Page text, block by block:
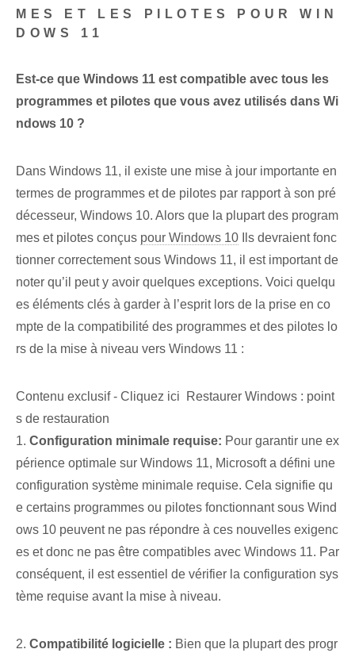
MES ET LES PILOTES POUR WIN
DOWS 11
Est-ce que Windows 11 est compatible avec tous les
programmes et pilotes que vous avez utilisés dans Wi
ndows 10 ?
Dans Windows 11, il existe une mise à jour importante en
termes de programmes et de pilotes par rapport à son pré
décesseur, Windows 10. Alors que la plupart des program
mes et pilotes conçus pour Windows 10 Ils devraient fonc
tionner correctement sous Windows 11, il est important de
noter qu’il peut y avoir quelques exceptions. Voici quelqu
es éléments clés à garder à l’esprit lors de la prise en co
mpte de la compatibilité des programmes et des pilotes lo
rs de la mise à niveau vers Windows 11 :
Contenu exclusif - Cliquez ici Restaurer Windows : point
s de restauration
1. Configuration minimale requise: Pour garantir une ex
périence optimale sur Windows 11, Microsoft a défini une
configuration système minimale requise. Cela signifie qu
e certains programmes ou pilotes fonctionnant sous Wind
ows 10 peuvent ne pas répondre à ces nouvelles exigenc
es et donc ne pas être compatibles avec Windows 11. Par
conséquent, il est essentiel de vérifier la configuration sys
tème requise avant la mise à niveau.
2. Compatibilité logicielle : Bien que la plupart des progr